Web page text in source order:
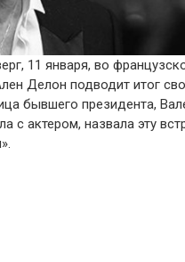
11 января, во
Делон подводит итог
бывшего президента,
с актером, назвала эту